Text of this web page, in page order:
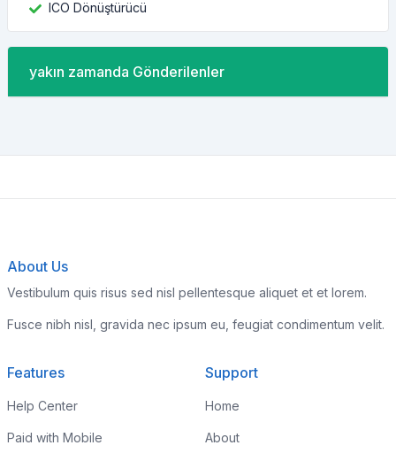
ICO Dönüştürücü
yakın zamanda Gönderilenler
About Us
Vestibulum quis risus sed nisl pellentesque aliquet et et lorem.
Fusce nibh nisl, gravida nec ipsum eu, feugiat condimentum velit.
Features
Help Center
Paid with Mobile
Support
Home
About